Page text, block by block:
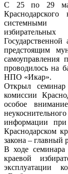
С 25 по 29 мая
системными
предстоящим
самоуправления
проводилось на
НПО «Икар».
Открыл семинар
комиссии
особое
информации
Краснодарском
закона – главный
В ходе семинара
краевой
эксплуатации